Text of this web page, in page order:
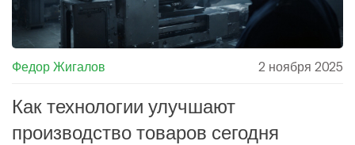
Федор Жигалов 2 ноября 2025
Как технологии улучшают
производство товаров сегодня